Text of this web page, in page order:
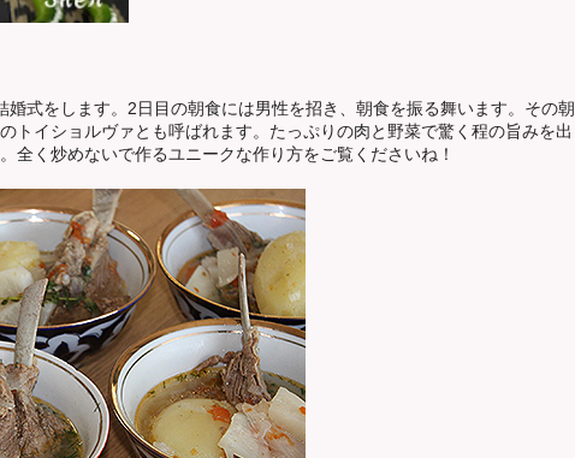
婚式をします。2日目の朝食には男性を招き、朝食を振る舞います。その
トイショルヴァとも呼ばれます。たっぷりの肉と野菜で驚く程の旨みを
全く炒めないで作るユニークな作り方をご覧くださいね！